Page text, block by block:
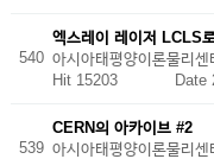
540
엑스레이 레이저 LCLS
아시아태평양이론물리센
Hit 15203 Date
539
CERN의 아카이브 #2
아시아태평양이론물리센